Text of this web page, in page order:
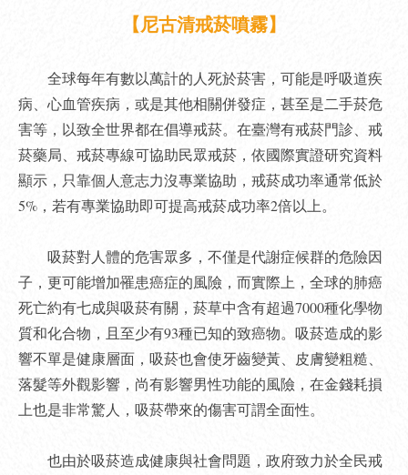
【尼古清戒菸噴霧】
全球每年有數以萬計的人死於菸害，可能是呼吸道疾
病、心血管疾病，或是其他相關併發症，甚至是二手菸危
害等，以致全世界都在倡導戒菸。在臺灣有戒菸門診、戒
菸藥局、戒菸專線可協助民眾戒菸，依國際實證研究資料
顯示，只靠個人意志力沒專業協助，戒菸成功率通常低於
5%，若有專業協助即可提高戒菸成功率2倍以上。
吸菸對人體的危害眾多，不僅是代謝症候群的危險因
子，更可能增加罹患癌症的風險，而實際上，全球的肺癌
死亡約有七成與吸菸有關，菸草中含有超過7000種化學物
質和化合物，且至少有93種已知的致癌物。吸菸造成的影
響不單是健康層面，吸菸也會使牙齒變黃、皮膚變粗糙、
落髮等外觀影響，尚有影響男性功能的風險，在金錢耗損
上也是非常驚人，吸菸帶來的傷害可謂全面性。
也由於吸菸造成健康與社會問題，政府致力於全民戒